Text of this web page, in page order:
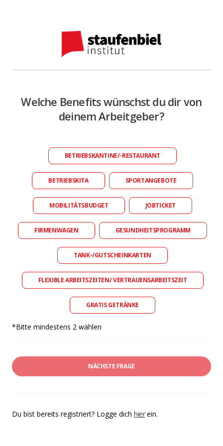
Welche Benefits wünschst du dir von
deinem Arbeitgeber?
BETRIEBSKANTINE/-RESTAURANT
BETRIEBSKITA SPORTANGEBOTE
MOBILITÄTSBUDGET JOBTICKET
FIRMENWAGEN GESUNDHEITSPROGRAMM
TANK-/GUTSCHEINKARTEN
FLEXIBLE ARBEITSZEITEN/ VERTRAUENSARBEITSZEIT
GRATIS GETRÄNKE
*Bitte mindestens 2 wählen
NÄCHSTE FRAGE
Du bist bereits registriert? Logge dich hierein.